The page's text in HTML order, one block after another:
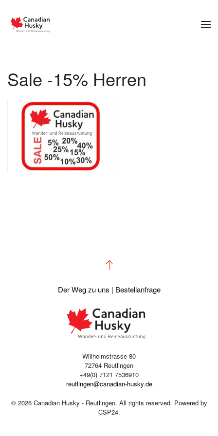
Zum Hauptinhalt springen
Sale -15% Herren
Der Weg zu uns | Bestellanfrage
Willhelmstrasse 80
72764 Reutlingen
+49(0) 7121 7536910
reutlingen@canadian-husky.de
© 2026Canadian Husky - Reutlingen. All rights reserved. Powered by
CSP24.